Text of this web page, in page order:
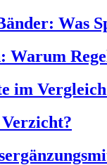
Was
Warum
im